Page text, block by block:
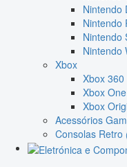
Nintendo
Nintendo
Nintendo
Nintendo
Xbox
Xbox 360
Xbox
Xbox
Acessórios
Consolas Retro